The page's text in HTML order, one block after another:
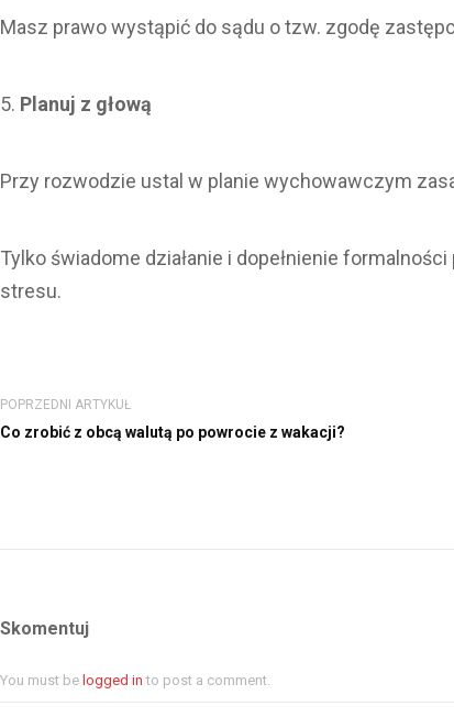
Masz prawo wystąpić do sądu o tzw. zgodę
Planuj z głową
Przy rozwodzie ustal w planie wychowawczym
Tylko świadome działanie i dopełnienie
stresu.
POPRZEDNI ARTYKUŁ
Co zrobić z obcą walutą po powrocie z wakacji?
Skomentuj
You must be logged in to post a comment.